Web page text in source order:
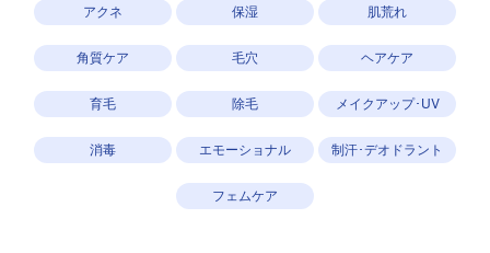
アクネ 保湿 肌荒れ
角質ケア 毛穴 ヘアケア
育毛 除毛 メイクアップ･UV
消毒 エモーショナル 制汗･デオドラント
フェムケア